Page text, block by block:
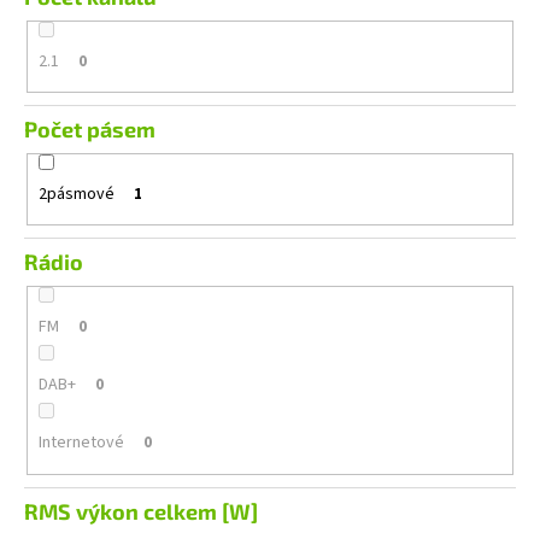
2.1 0
Počet pásem
2pásmové 1
Rádio
FM 0
DAB+ 0
Internetové 0
RMS výkon celkem [W]